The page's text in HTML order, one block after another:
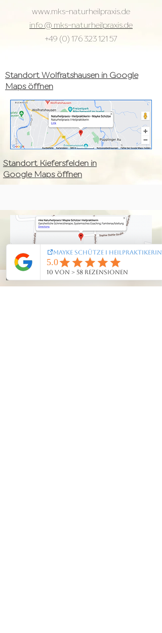
www.mks-naturheilpraxis.de
info @ mks-naturheilpraxis.de
+49 (0) 176 323 121 57
Standort Wolfratshausen in Google
Maps öffnen
Standort Kiefersfelden in
Google Maps öffnen